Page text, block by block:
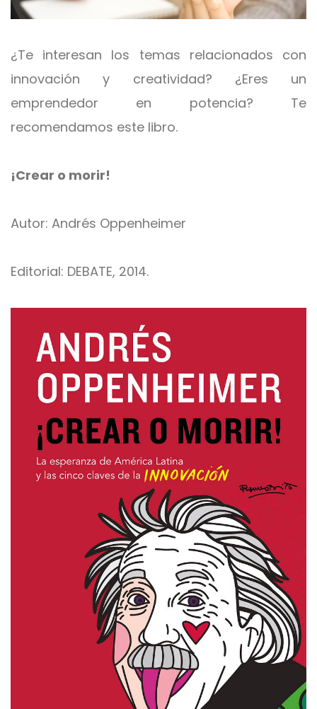
¿Te interesan los temas relacionados con
innovación y creatividad? ¿Eres un
emprendedor en potencia? Te
recomendamos este libro.
¡Crear o morir!
Autor: Andrés Oppenheimer
Editorial: DEBATE, 2014.